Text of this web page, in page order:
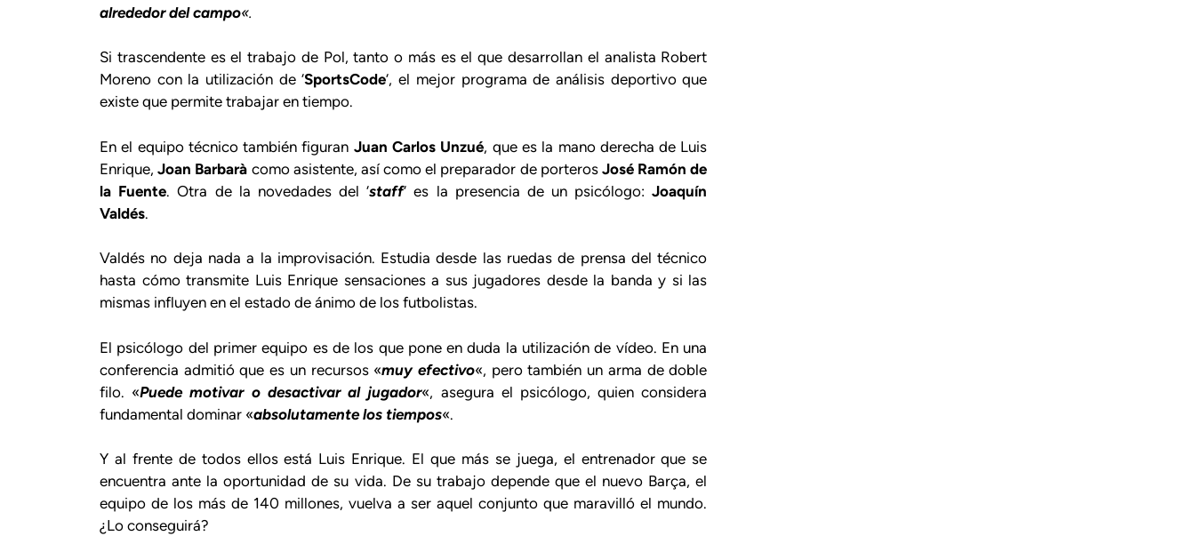
alrededor del campo«.
Si trascendente es el trabajo de Pol, tanto o más es el que desarrollan el analista Robert
Moreno con la utilización de ‘SportsCode‘, el mejor programa de análisis deportivo que
existe que permite trabajar en tiempo.
En el equipo técnico también figuran Juan Carlos Unzué, que es la mano derecha de Luis
Enrique,Joan Barbarà como asistente, así como el preparador de porteros José Ramón de
la Fuente. Otra de la novedades del ‘staff‘ es la presencia de un psicólogo:Joaquín
Valdés.
Valdés no deja nada a la improvisación. Estudia desde las ruedas de prensa del técnico
hasta cómo transmite Luis Enrique sensaciones a sus jugadores desde la banda y si las
mismas influyen en el estado de ánimo de los futbolistas.
El psicólogo del primer equipo es de los que pone en duda la utilización de vídeo. En una
conferencia admitió que es un recursos «muy efectivo«, pero también un arma de doble
filo. «Puede motivar o desactivar al jugador«, asegura el psicólogo, quien considera
fundamental dominar «absolutamente los tiempos«.
Y al frente de todos ellos está Luis Enrique. El que más se juega, el entrenador que se
encuentra ante la oportunidad de su vida. De su trabajo depende que el nuevo Barça, el
equipo de los más de 140 millones, vuelva a ser aquel conjunto que maravilló el mundo.
¿Lo conseguirá?